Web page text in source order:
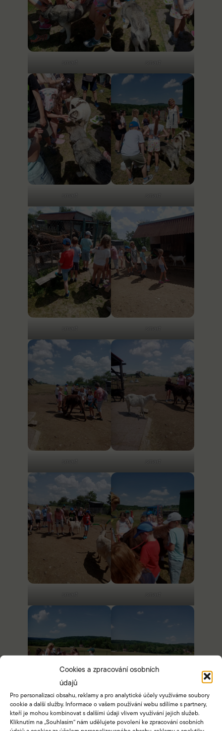
Cookies a zpracování osobních
údajů
Pro personalizaci obsahu, reklamy a pro analytické účely využíváme soubory
cookie a další služby. Informace o vašem používání webu sdílíme s partnery,
kteří je mohou kombinovat s dalšími údaji vlivem využívání jejich služeb.
Kliknutím na „Souhlasím“ nám udělujete povolení ke zpracování osobních
smart smart
smart smart
smart smart
smart smart
smart smart
smart smart